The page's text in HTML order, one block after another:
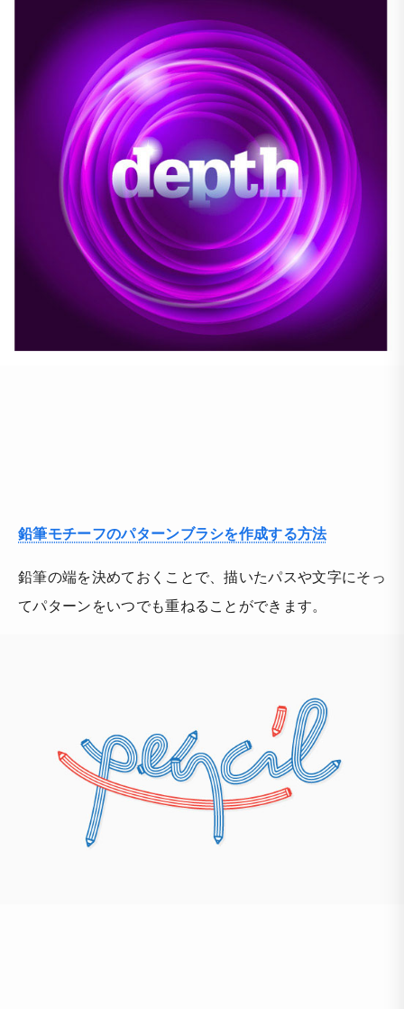
鉛筆モチーフのパターンブラシを作成する方法
鉛筆の端を決めておくことで、描いたパスや文字にそっ
てパターンをいつでも重ねることができます。